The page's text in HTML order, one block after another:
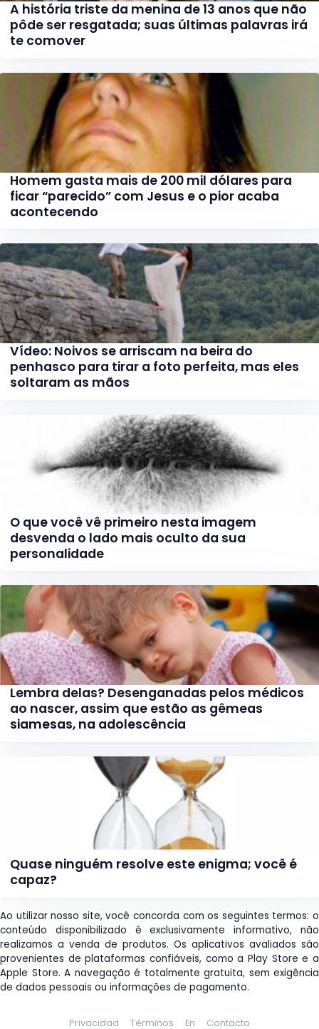
A história triste da menina de 13 anos que não
pôde ser resgatada; suas últimas palavras irá
te comover
Homem gasta mais de 200 mil dólares para
ficar “parecido” com Jesus e o pior acaba
acontecendo
Vídeo: Noivos se arriscam na beira do
penhasco para tirar a foto perfeita, mas eles
soltaram as mãos
O que você vê primeiro nesta imagem
desvenda o lado mais oculto da sua
personalidade
Lembra delas? Desenganadas pelos médicos
ao nascer, assim que estão as gêmeas
siamesas, na adolescência
Quase ninguém resolve este enigma; você é
capaz?
Ao utilizar nosso site, você concorda com os seguintes termos: o
conteúdo disponibilizado é exclusivamente informativo, não
realizamos a venda de produtos. Os aplicativos avaliados são
provenientes de plataformas confiáveis, como a Play Store e a
Apple Store. A navegação é totalmente gratuita, sem exigência
de dados pessoais ou informações de pagamento.
Privacidad Términos En Contacto